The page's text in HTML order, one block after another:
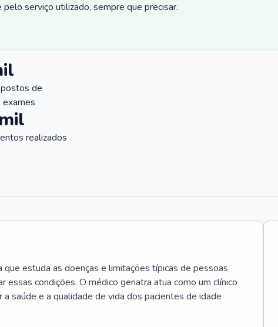
serviço utilizado, sempre que precisar.
de
realizados
que estuda as doenças e limitações típicas de pessoas
essas condições. O médico geriatra atua como um clínico
saúde e a qualidade de vida dos pacientes de idade